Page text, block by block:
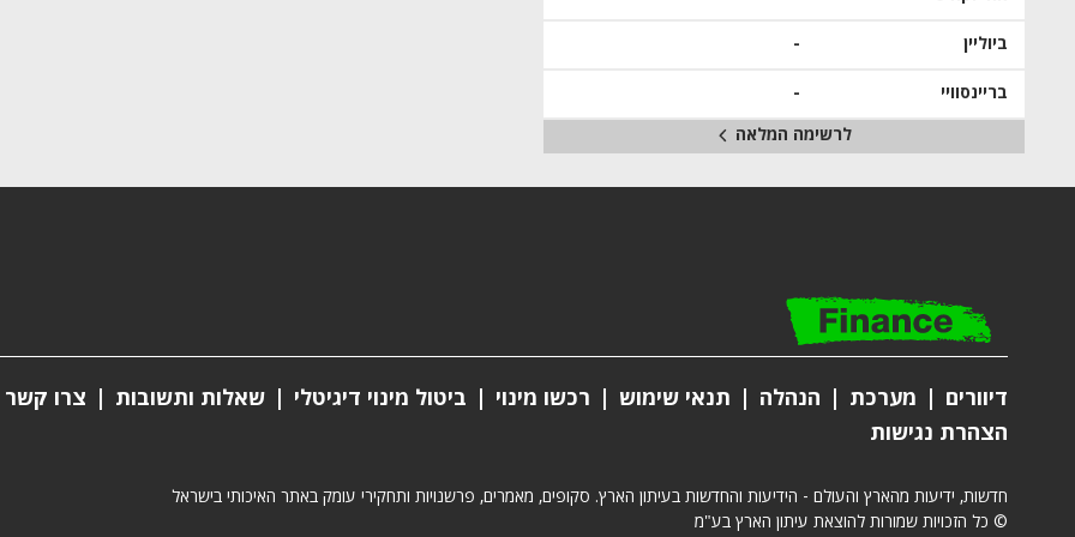
ביוליין -
בריינסוויי
-
לרשימה המלאה
דיוורים מערכת הנהלה תנאי שימוש רכשו מינוי ביטול מינוי דיגיטלי שאלות ותשובות צרו קשר
הצהרת נגישות
חדשות, ידיעות מהארץ והעולם - הידיעות והחדשות בעיתון הארץ. סקופים, מאמרים, פרשנויות ותחקירי עומק באתר האיכותי בישראל
© כל הזכויות שמורות להוצאת עיתון הארץ בע"מ